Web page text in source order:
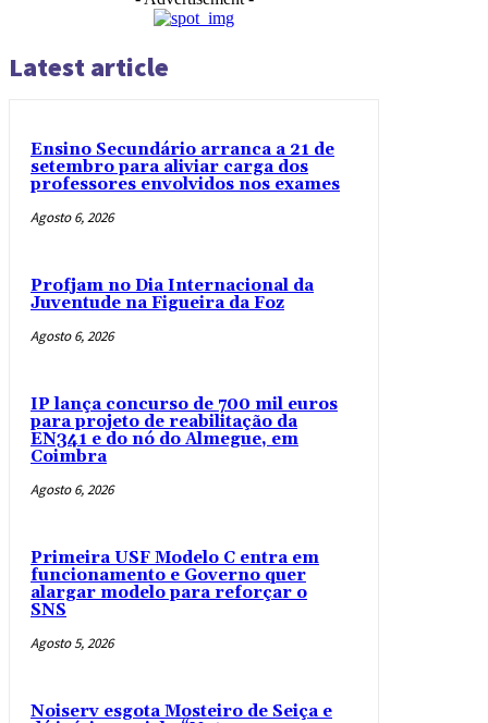
Latest article
Ensino Secundário arranca a 21 de
setembro para aliviar carga dos
professores envolvidos nos exames
Agosto 6, 2026
Profjam no Dia Internacional da
Juventude na Figueira da Foz
Agosto 6, 2026
IP lança concurso de 700 mil euros
para projeto de reabilitação da
EN341 e do nó do Almegue, em
Coimbra
Agosto 6, 2026
Primeira USF Modelo C entra em
funcionamento e Governo quer
alargar modelo para reforçar o
SNS
Agosto 5, 2026
Noiserv esgota Mosteiro de Seiça e